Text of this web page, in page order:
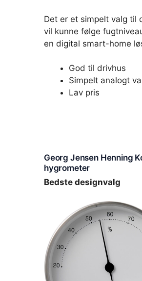
Det er et simpelt valg til
vil kunne følge
en digital smart-home
God til drivhus
Simpelt analogt
Lav pris
Georg Jensen Henning
hygrometer
Bedste designvalg